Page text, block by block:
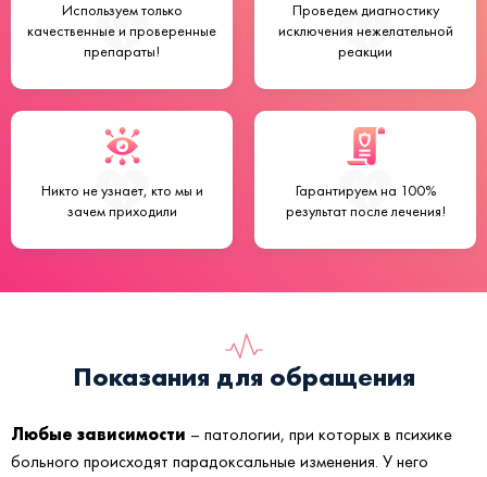
Используем только
качественныеи проверенные
препараты!
Проведемдиагностику
исключения нежелательной
реакции
Никто не узнает, кто мы и
зачем приходили
Гарантируем на 100%
результат после лечения!
Показания для обращения
Любые зависимости – патологии, при которых в психике
больного происходят парадоксальные изменения. У него